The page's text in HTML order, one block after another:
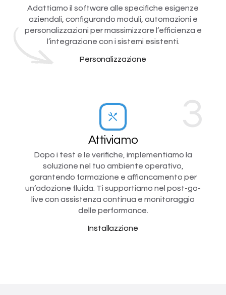
Adattiamo il software alle specifiche esigenze
aziendali, configurando moduli, automazioni e
personalizzazioni per massimizzare l’efficienza e
l’integrazione con i sistemi esistenti.
Personalizzazione
Attiviamo
Dopo i test e le verifiche, implementiamo la
soluzione nel tuo ambiente operativo,
garantendo formazione e affiancamento per
un’adozione fluida. Ti supportiamo nel post-go-
live con assistenza continua e monitoraggio
delle performance.
Installazzione
3